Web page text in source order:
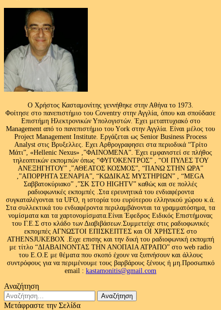
Ο Χρήστος Κασταμονίτης γεννήθηκε στην Αθήνα το 1973.
Φοίτησε στο πανεπιστήμιο του Coventry στην Αγγλία, όπου και σπούδασε
Επιστήμη Ηλεκτρονικών Υπολογιστών. Έχει μεταπτυχιακό στο
Management από το πανεπιστήμιο του Υork στην Αγγλία. Είναι μέλος του
Project Management Institute. Εργάζεται ως Senior Business Process
Analyst στις Βρυξελλες. Εχει Αρθρογραφησει στα περιοδικά “Τρίτο
Μάτι”, «Hellenic Nexus» ,”ΦΑΙΝΟΜΕΝΑ”. Έχει εμφανιστεί σε πλήθος
τηλεοπτικών εκπομπών όπως “ΦΥΓΟΚΕΝΤΡΟΣ” , “ΟΙ ΠΥΛΕΣ ΤΟΥ
ΑΝΕΞΗΓΗΤΟΥ” ,”ΑΘΕΑΤΟΣ ΚΟΣΜΟΣ”, “ΠΑΝΩ ΣΤΗΝ ΩΡΑ”
,”ΑΠΟΡΡΗΤΑ ΣΕΝΑΡΙΑ”, “ΚΩΔΙΚΑΣ ΜΥΣΤΗΡΙΩΝ” , “MEGA
Σαββατοκύριακο” ,”ΣΚ ΣΤΟ HIGHTV” καθώς και σε πολλές
ραδιοφωνικές εκπομπές .Στα ερευνητικά του ενδιαφέροντα
συγκαταλέγονται τα UFO, η ιστορία του ευρύτερου ελληνικού χώρου κ.ά.
Στα συλλεκτικά του ενδιαφέροντα περιλαμβάνονται τα γραμματόσημα, τα
νομίσματα και τα χαρτονομίσματα.Είναι Έφεδρος Ειδικός Επιστήμονας
του Γ.Ε.Σ στο κλάδο των Διαβιβάσεων.Συμμετείχε στις ραδιοφωνικές
εκπομπές ΑΓΝΩΣΤΟΙ ΕΠΙΣΚΕΠΤΕΣ και ΟΙ ΧΡΗΣΤΕΣ στο
ATHENSJUKEBOX .Ειχε επισης και την δική του ραδιοφωνική εκπομπή
με τίτλο “ΔΙΑΒΑΙΝΟΝΤΑΣ ΤΗΝ ΑΝΟΠΑΙΑ ΑΤΡΑΠΟ” στο web radio
του Ε.Ο.Ε με θέματα που σκοπό έχουν να ξυπνήσουν και άλλους
συντρόφους για να περιμένουμε τους βαρβάρους ξένους ή μη.Προσωπικό
email : kastamonitis@gmail.com
Αναζήτηση
Αναζήτηση
για:
Μετάφραστε την Σελίδα